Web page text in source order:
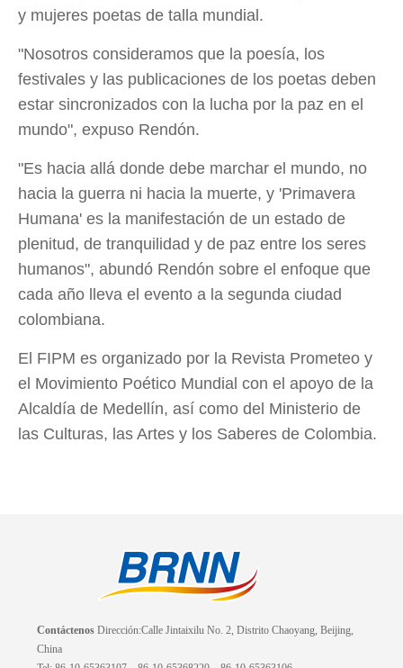
y mujeres poetas de talla mundial.
"Nosotros consideramos que la poesía, los
festivales y las publicaciones de los poetas deben
estar sincronizados con la lucha por la paz en el
mundo", expuso Rendón.
"Es hacia allá donde debe marchar el mundo, no
hacia la guerra ni hacia la muerte, y 'Primavera
Humana' es la manifestación de un estado de
plenitud, de tranquilidad y de paz entre los seres
humanos", abundó Rendón sobre el enfoque que
cada año lleva el evento a la segunda ciudad
colombiana.
El FIPM es organizado por la Revista Prometeo y
el Movimiento Poético Mundial con el apoyo de la
Alcaldía de Medellín, así como del Ministerio de
las Culturas, las Artes y los Saberes de Colombia.
Contáctenos Dirección:Calle Jintaixilu No. 2, Distrito Chaoyang, Beijing,
China